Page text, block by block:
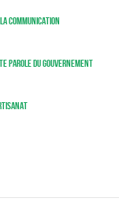
Communication
Parole du Gouvernement